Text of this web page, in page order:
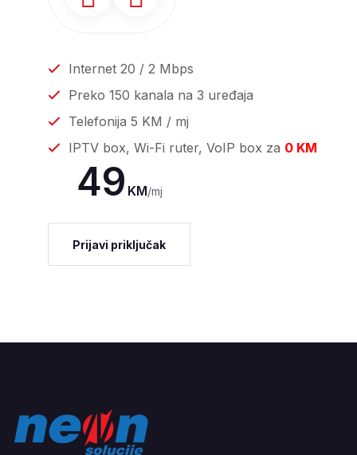
Internet 20 / 2 Mbps
Preko 150 kanala na 3 uređaja
Telefonija 5 KM / mj
IPTV box, Wi-Fi ruter, VoIP box za 0 KM
49KM/mj
Prijavi priključak